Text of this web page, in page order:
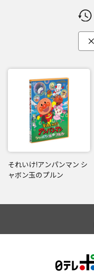
それいけ!アンパンマン シ
ャボン玉のプルン